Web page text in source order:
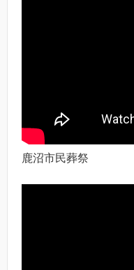
鹿沼市民葬祭